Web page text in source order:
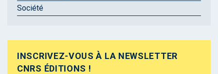
Société
INSCRIVEZ-VOUS À LA NEWSLETTER
CNRS ÉDITIONS !